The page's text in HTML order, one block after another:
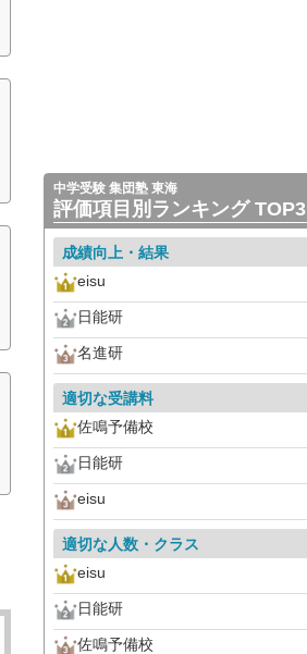
中学受験 集団塾 東海
評価項目別ランキング TOP3
成績向上・結果
eisu
日能研
名進研
適切な受講料
佐鳴予備校
日能研
eisu
適切な人数・クラス
eisu
日能研
佐鳴予備校